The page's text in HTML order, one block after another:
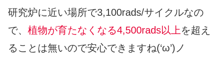
研究炉に近い場所で3,100rads/サイクルなの
で、 植物が育たなくなる4,500rads以上を超え
ることは無いので安心できますね(‘ω’)ノ